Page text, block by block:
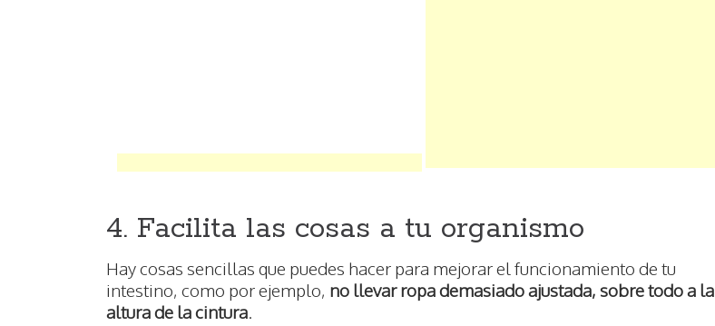
4. Facilita las cosas a tu organismo
Hay cosas sencillas que puedes hacer para mejorar el funcionamiento de tu
intestino, como por ejemplo, no llevar ropa demasiado ajustada, sobre todo a la
altura de la cintura